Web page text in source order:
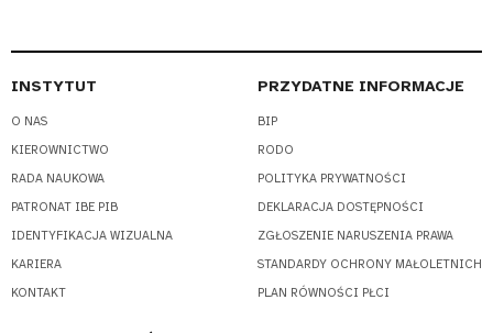
INSTYTUT
O NAS
KIEROWNICTWO
RADA NAUKOWA
PATRONAT IBE PIB
IDENTYFIKACJA WIZUALNA
KARIERA
KONTAKT
PRZYDATNE INFORMACJE
BIP
RODO
POLITYKA PRYWATNOŚCI
DEKLARACJA DOSTĘPNOŚCI
ZGŁOSZENIE NARUSZENIA PRAWA
STANDARDY OCHRONY MAŁOLETNICH
PLAN RÓWNOŚCI PŁCI